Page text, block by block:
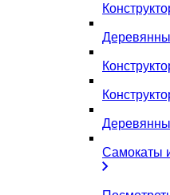
Самокаты